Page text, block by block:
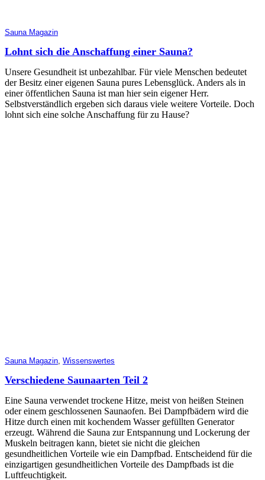
Sauna Magazin
Lohnt sich die Anschaffung einer Sauna?
Unsere Gesundheit ist unbezahlbar. Für viele Menschen bedeutet
der Besitz einer eigenen Sauna pures Lebensglück. Anders als in
einer öffentlichen Sauna ist man hier sein eigener Herr.
Selbstverständlich ergeben sich daraus viele weitere Vorteile. Doch
lohnt sich eine solche Anschaffung für zu Hause?
Sauna Magazin Wissenswertes
Verschiedene Saunaarten Teil 2
Eine Sauna verwendet trockene Hitze, meist von heißen Steinen
oder einem geschlossenen Saunaofen. Bei Dampfbädern wird die
Hitze durch einen mit kochendem Wasser gefüllten Generator
erzeugt. Während die Sauna zur Entspannung und Lockerung der
Muskeln beitragen kann, bietet sie nicht die gleichen
gesundheitlichen Vorteile wie ein Dampfbad. Entscheidend für die
einzigartigen gesundheitlichen Vorteile des Dampfbads ist die
Luftfeuchtigkeit.